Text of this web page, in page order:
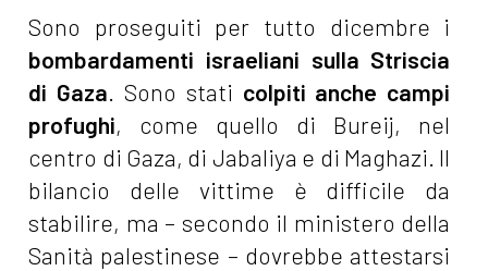
Sono proseguiti per tutto dicembre i
bombardamenti israeliani sulla Striscia
di Gaza. Sono stati colpiti anche campi
profughi, come quello di Bureij, nel
centro di Gaza, di Jabaliya e di Maghazi. Il
bilancio delle vittime è difficile da
stabilire, ma – secondo il ministero della
Sanità palestinese – dovrebbe attestarsi